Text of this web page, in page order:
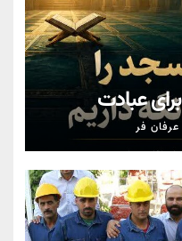
عبادت
فر